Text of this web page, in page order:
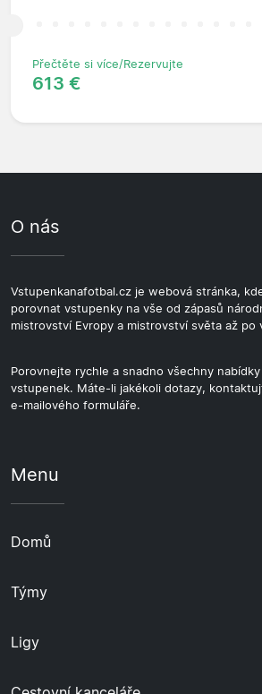
Přečtěte si více/Rezervujte
613 €
O nás
Vstupenkanafotbal.cz je webová stránka,
porovnat vstupenky na vše od zápasů
mistrovství Evropy a mistrovství světa až po
Porovnejte rychle a snadno všechny
vstupenek. Máte-li jakékoli dotazy,
e-mailového formuláře.
Menu
Domů
Týmy
Ligy